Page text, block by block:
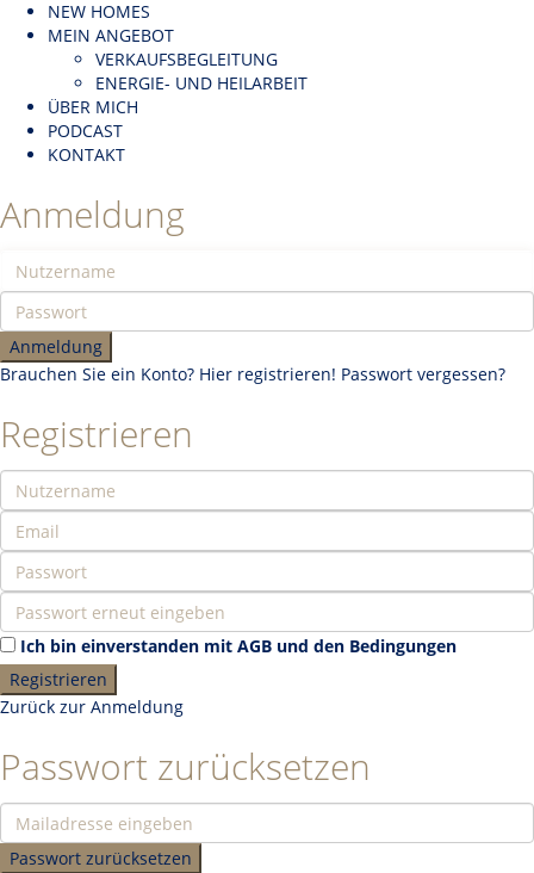
NEW HOMES
MEIN ANGEBOT
VERKAUFSBEGLEITUNG
ENERGIE- UND HEILARBEIT
ÜBER MICH
PODCAST
KONTAKT
Anmeldung
Anmeldung
Brauchen Sie ein Konto? Hier registrieren! Passwort vergessen?
Registrieren
Ich bin einverstanden mit AGB und den Bedingungen
Registrieren
Zurück zur Anmeldung
Passwort zurücksetzen
Passwort zurücksetzen